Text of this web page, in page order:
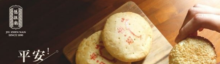
24節氣文化
漢餅文化
漢餅文化館
文化體驗
產品介紹
企業客製贈禮區
預約品鑑
喜餅預約
企業永續
企業永續發展 ESG
最新消息
聯絡我們